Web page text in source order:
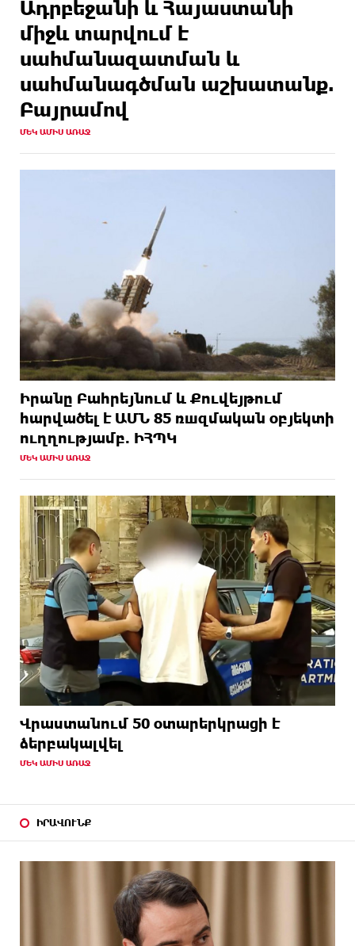
Ադրբեջանի և Հայաստանի
միջև տարվում է
սահմանազատման և
սահմանագծման աշխատանք.
Բայրամով
ՄԵԿ ԱՄԻՍ ԱՌԱՋ
Իրանը Բահրեյնում և Քուվեյթում
hարվածել է ԱՄՆ 85 ռшզմական օբյեկտի
ուղղությամբ. ԻՀՊԿ
ՄԵԿ ԱՄԻՍ ԱՌԱՋ
Վրաստանում 50 օտարերկրացի է
ձերբակալվել
ՄԵԿ ԱՄԻՍ ԱՌԱՋ
ԻՐԱՎՈՒՆՔ